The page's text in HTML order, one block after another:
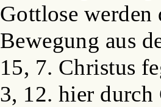
Gottlose
Bewegung aus
15, 7. Christus
3, 12. hier durch